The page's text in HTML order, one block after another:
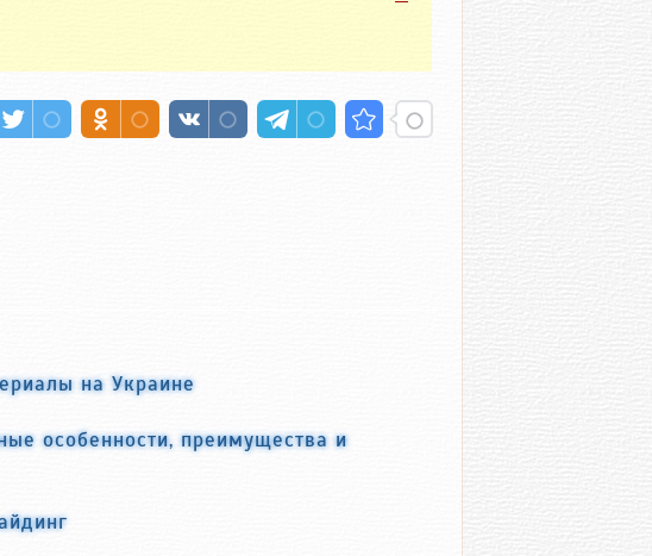
на Украине
особенности, преимущества и